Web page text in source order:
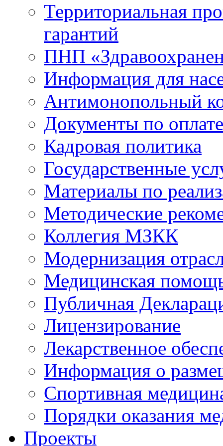
Территориальная
гарантий
ПНП
Информация для
Антимонопольный
Документы по
Кадровая политика
Государственные
Материалы по
Методические
Коллегия МЗКК
Модернизация
Медицинская
Публичная
Лицензирование
Лекарственное
Информация о
Спортивная
Порядки оказания
Проекты